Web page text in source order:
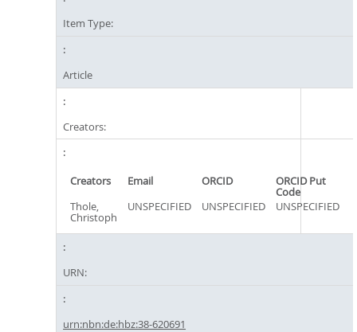
Item Type:
Article
Creators:
Creators Email ORCID ORCID Put
Code
Thole,
Christoph
UNSPECIFIED UNSPECIFIED UNSPECIFIED
URN:
urn:nbn:de:hbz:38-620691